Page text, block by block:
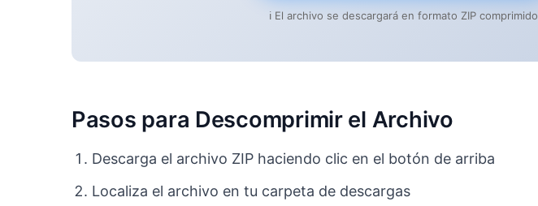
ℹ️ El archivo se descargará en formato ZIP comprimido
Pasos para Descomprimir el Archivo
Descarga el archivo ZIP haciendo clic en el botón de arriba
Localiza el archivo en tu carpeta de descargas